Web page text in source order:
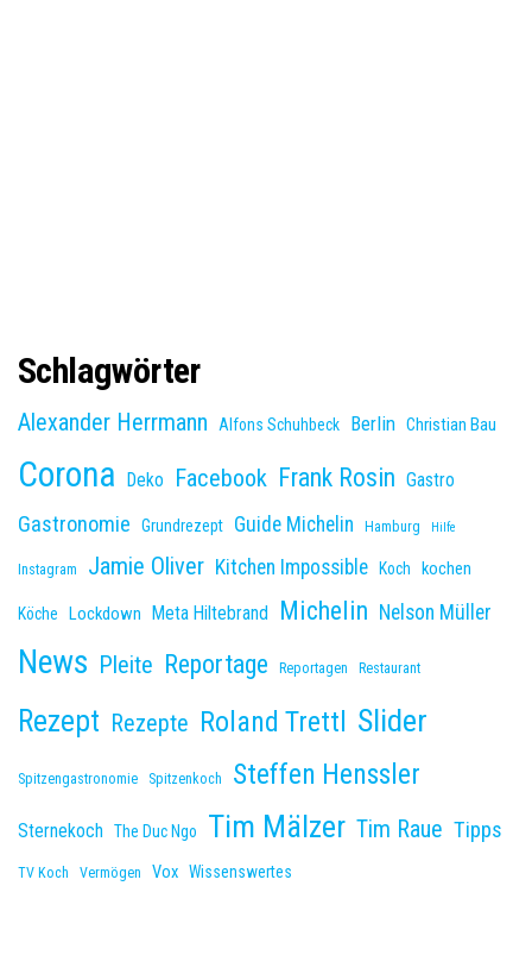
Schlagwörter
Alexander Herrmann Alfons Schuhbeck Berlin Christian Bau
Corona Deko Facebook Frank Rosin Gastro
Gastronomie Grundrezept Guide Michelin Hamburg Hilfe
Instagram Jamie Oliver Kitchen Impossible Koch kochen
Köche Lockdown Meta Hiltebrand Michelin Nelson Müller
News Pleite Reportage Reportagen Restaurant
Rezept Rezepte Roland Trettl Slider
Spitzengastronomie Spitzenkoch Steffen Henssler
Sternekoch The Duc Ngo Tim Mälzer Tim Raue Tipps
TV Koch Vermögen Vox Wissenswertes